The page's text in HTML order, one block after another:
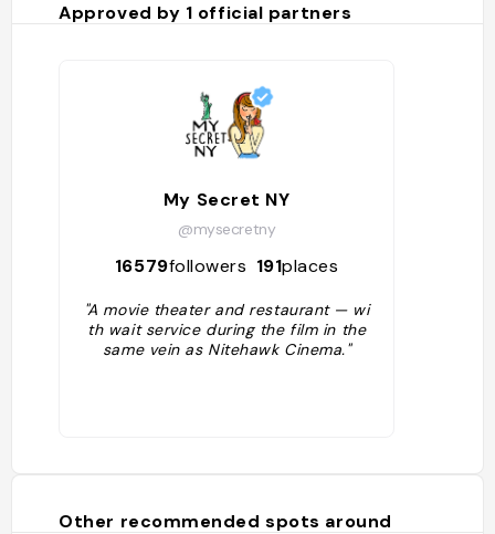
Approved by 1 official partners
My Secret NY
@mysecretny
16579followers 191places
"A movie theater and restaurant — wi
th wait service during the film in the
same vein as Nitehawk Cinema."
Other recommended spots around